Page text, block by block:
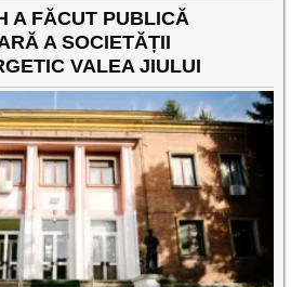
A FĂCUT PUBLICĂ
A SOCIETĂȚII
VALEA JIULUI